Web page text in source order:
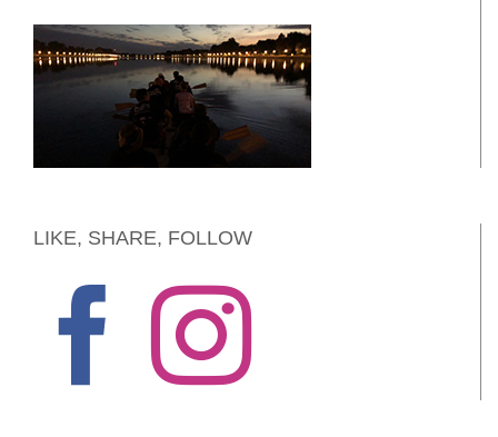
LIKE, SHARE, FOLLOW